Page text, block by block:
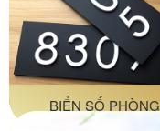
BIỂN SỐ PHÒNG